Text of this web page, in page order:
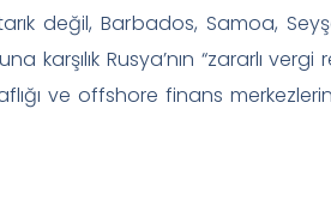
değil, Barbados, Samoa,
karşılık Rusya’nın “zararlı
ve offshore finans